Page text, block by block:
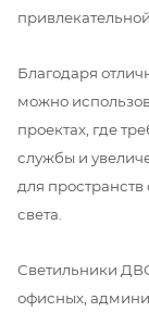
Благодаря
можно
проектах, где
службы и
для
света.
Светильники
офисных,